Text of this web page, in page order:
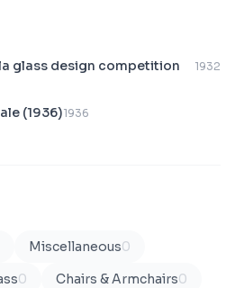
glass design competition
1932
(1936)1936
Miscellaneous0
0 Chairs & Armchairs0